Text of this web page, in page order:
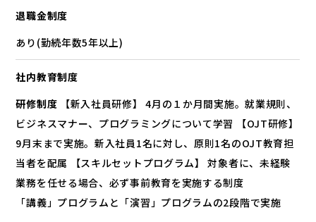
退職金制度
あり(勤続年数5年以上)
社内教育制度
研修制度 【新入社員研修】 4月の１か月間実施。就業規則、
ビジネスマナー、プログラミングについて学習 【OJT研修】
9月末まで実施。新入社員1名に対し、原則1名のOJT教育担
当者を配属 【スキルセットプログラム】 対象者に、未経験
業務を任せる場合、必ず事前教育を実施する制度
「講義」プログラムと「演習」プログラムの2段階で実施